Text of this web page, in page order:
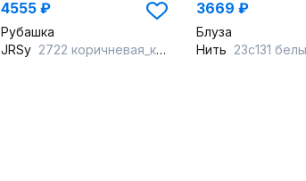
4555 ₽
Рубашка
JRSy 2722 коричневая_клетка
3669 ₽
Блуза
Нить 23с131